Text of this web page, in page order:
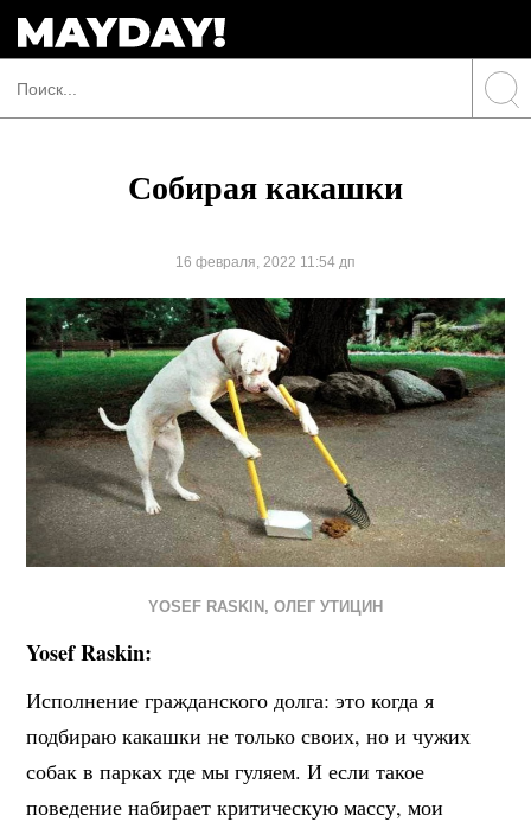
Собирая какашки
16 февраля, 2022 11:54 дп
YOSEF RASKIN , ОЛЕГ УТИЦИН
Yosef Raskin:
Исполнение гражданского долга: это когда я
подбираю какашки не только своих, но и чужих
собак в парках где мы гуляем. И если такое
поведение набирает критическую массу, мои